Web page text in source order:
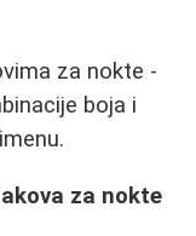
za nokte -
boja i
za nokte